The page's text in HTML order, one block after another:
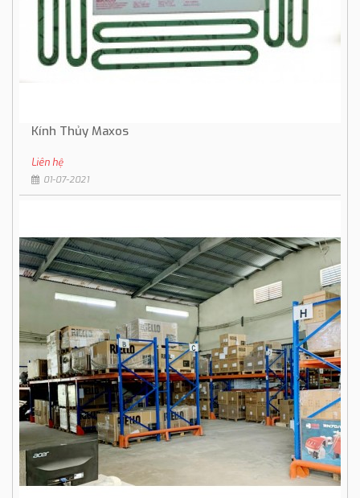
Kính Thủy Maxos
Liên hệ
01-07-2021